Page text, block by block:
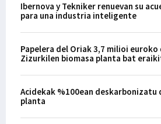
Ibernova y Tekniker renuevan su
para una industria inteligente
Papelera del Oriak 3,7 milioi
Zizurkilen biomasa planta bat
Acidekak %100ean deskarbonizatu
planta